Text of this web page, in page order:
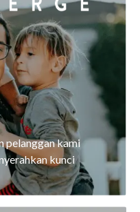
pelanggan kami
kunci